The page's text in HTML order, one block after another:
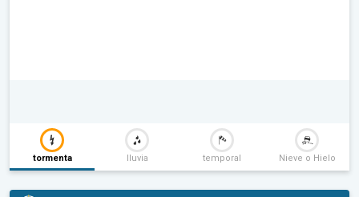
tormenta lluvia temporal Nieve o Hielo